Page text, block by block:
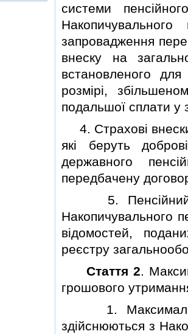
системи
запровадження
внеску на
встановленого
розмiрi,
подальшої сплати у
4. Страховi
якi беруть
державного
передбачену
5. Пенсiйний
Накопичувального
вiдомостей,
реєстру
Стаття 2.
грошового
1.
здiйснюються з